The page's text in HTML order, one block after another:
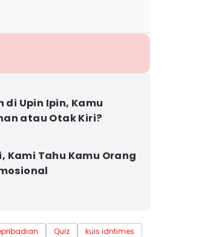
di Upin Ipin, Kamu
atau Otak Kiri?
Kami Tahu Kamu Orang
Quiz
kuis idntimes